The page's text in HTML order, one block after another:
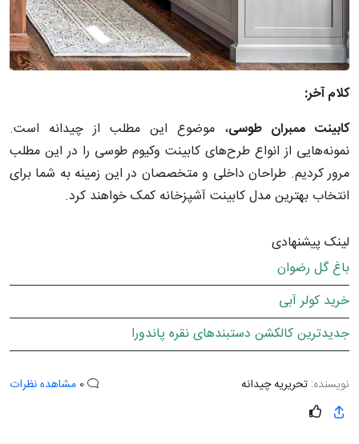
کلام آخر:
کابینت ممبران طوسی، موضوع این مطلب از چیدانه است.
نمونه‌هایی از انواع طرح‌های کابینت وکیوم طوسی را در این مطلب
مرور کردیم. طراحان داخلی و متخصصان در این زمینه به شما برای
انتخاب بهترین مدل کابینت آشپزخانه کمک خواهند کرد.
لینک پیشنهادی
باغ گل رضوان
خرید کولر آبی
جدیدترین کالکشن دستبندهای نقره پاندورا
نویسنده: تحریریه چیدانه مشاهده نظرات